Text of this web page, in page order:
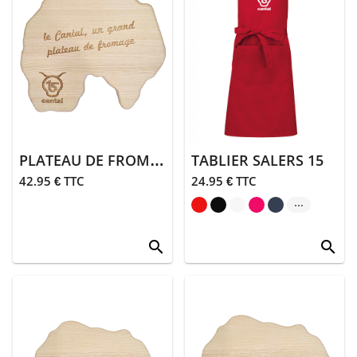
débardeurs
> Sweats,
pulls,
polaires
Doudounes,
coupe-vent
>
Pantalons,
jogging
> Bodies et
bavoirs et
serviettes
PLATEAU DE FROMAGE EN FRÊNE GRAND MODELE EPAIS
42.95 € TTC
search
TABLIER SALERS 15
24.95 € TTC
...
search